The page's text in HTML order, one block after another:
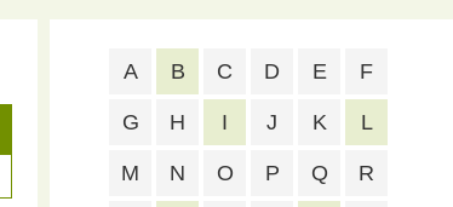
A B C D E F
G H I J K L
M N O P Q R